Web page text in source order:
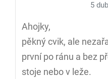
5
Ahojky,
pěkný cvik, ale
první po ránu a bez
stoje nebo v leže.